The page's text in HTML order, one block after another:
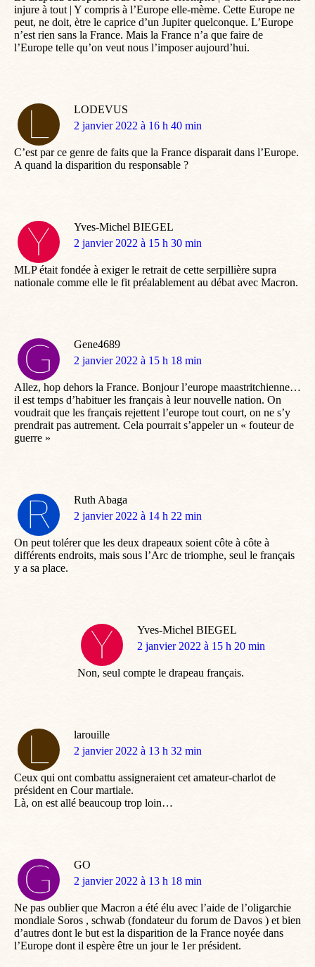
injure à tout | Y compris à l’Europe elle-mème. Cette Europe ne
peut, ne doit, ètre le caprice d’un Jupiter quelconque. L’Europe
n’est rien sans la France. Mais la France n’a que faire de
l’Europe telle qu’on veut nous l’imposer aujourd’hui.
LODEVUS
dit
2 janvier 2022 à 16 h 40 min
C’est par ce genre de faits que la France disparait dans l’Europe.
A quand la disparition du responsable ?
Yves-Michel BIEGEL
dit
2 janvier 2022 à 15 h 30 min
MLP était fondée à exiger le retrait de cette serpillière supra
nationale comme elle le fit préalablement au débat avec Macron.
Gene4689
dit
2 janvier 2022 à 15 h 18 min
Allez, hop dehors la France. Bonjour l’europe maastritchienne…
il est temps d’habituer les français à leur nouvelle nation. On
voudrait que les français rejettent l’europe tout court, on ne s’y
prendrait pas autrement. Cela pourrait s’appeler un « fouteur de
guerre »
Ruth Abaga
dit
2 janvier 2022 à 14 h 22 min
On peut tolérer que les deux drapeaux soient côte à côte à
différents endroits, mais sous l’Arc de triomphe, seul le français
y a sa place.
Yves-Michel BIEGEL
dit
2 janvier 2022 à 15 h 20 min
Non, seul compte le drapeau français.
larouille
dit
2 janvier 2022 à 13 h 32 min
Ceux qui ont combattu assigneraient cet amateur-charlot de
président en Cour martiale.
Là, on est allé beaucoup trop loin…
GO
dit
2 janvier 2022 à 13 h 18 min
Ne pas oublier que Macron a été élu avec l’aide de l’oligarchie
mondiale Soros , schwab (fondateur du forum de Davos ) et bien
d’autres dont le but est la disparition de la France noyée dans
l’Europe dont il espère être un jour le 1er président.